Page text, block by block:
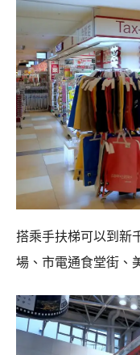
搭乘手扶梯可以到新
場、市電通食堂街、